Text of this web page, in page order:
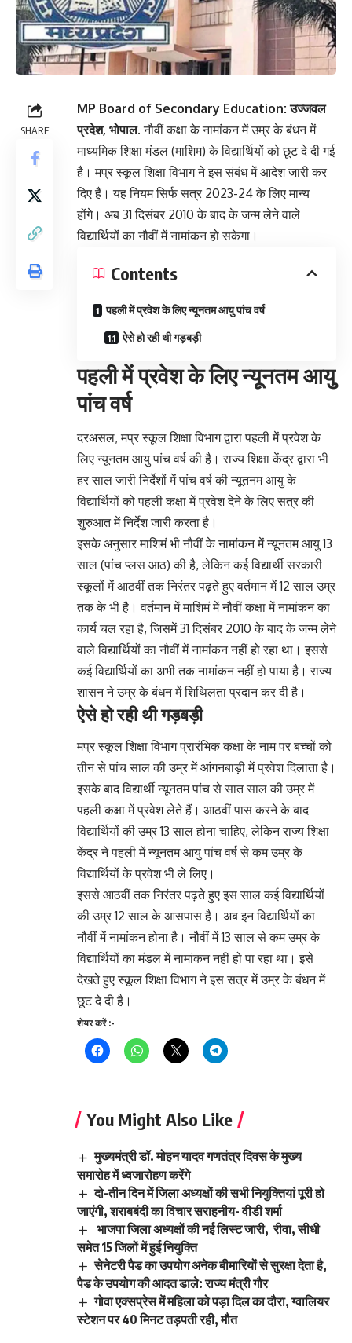
SHARE
MP Board of Secondary Education: उज्जवल
प्रदेश, भोपाल. नौवीं कक्षा के नामांकन में उम्र के बंधन में
माध्यमिक शिक्षा मंडल (माशिम) के विद्यार्थियों को छूट दे दी गई
है। मप्र स्कूल शिक्षा विभाग ने इस संबंध में आदेश जारी कर
दिए हैं। यह नियम सिर्फ सत्र 2023-24 के लिए मान्य
होंगे। अब 31 दिसंबर 2010 के बाद के जन्म लेने वाले
विद्यार्थियों का नौवीं में नामांकन हो सकेगा।
Contents
पहली में प्रवेश के लिए न्यूनतम आयु पांच वर्ष
ऐसे हो रही थी गड़बड़ी
पहली में प्रवेश के लिए न्यूनतम आयु
पांच वर्ष
दरअसल, मप्र स्कूल शिक्षा विभाग द्वारा पहली में प्रवेश के
लिए न्यूनतम आयु पांच वर्ष की है। राज्य शिक्षा केंद्र द्वारा भी
हर साल जारी निर्देशों में पांच वर्ष की न्यूतनम आयु के
विद्यार्थियों को पहली कक्षा में प्रवेश देने के लिए सत्र की
शुरुआत में निर्देश जारी करता है।
इसके अनुसार माशिमं भी नौवीं के नामांकन में न्यूनतम आयु 13
साल (पांच प्लस आठ) की है, लेकिन कई विद्यार्थी सरकारी
स्कूलों में आठवीं तक निरंतर पढ़ते हुए वर्तमान में 12 साल उम्र
तक के भी है। वर्तमान में माशिमं में नौवीं कक्षा में नामांकन का
कार्य चल रहा है, जिसमें 31 दिसंबर 2010 के बाद के जन्म लेने
वाले विद्यार्थियों का नौवीं में नामांकन नहीं हो रहा था। इससे
कई विद्यार्थियों का अभी तक नामांकन नहीं हो पाया है। राज्य
शासन ने उम्र के बंधन में शिथिलता प्रदान कर दी है।
ऐसे हो रही थी गड़बड़ी
मप्र स्कूल शिक्षा विभाग प्रारंभिक कक्षा के नाम पर बच्चों को
तीन से पांच साल की उम्र में आंगनबाड़ी में प्रवेश दिलाता है।
इसके बाद विद्यार्थी न्यूनतम पांच से सात साल की उम्र में
पहली कक्षा में प्रवेश लेते हैं। आठवीं पास करने के बाद
विद्यार्थियों की उम्र 13 साल होना चाहिए, लेकिन राज्य शिक्षा
केंद्र ने पहली में न्यूनतम आयु पांच वर्ष से कम उम्र के
विद्यार्थियों के प्रवेश भी ले लिए।
इससे आठवीं तक निरंतर पढ़ते हुए इस साल कई विद्यार्थियों
की उम्र 12 साल के आसपास है। अब इन विद्यार्थियों का
नौवीं में नामांकन होना है। नौवीं में 13 साल से कम उम्र के
विद्यार्थियों का मंडल में नामांकन नहीं हो पा रहा था। इसे
देखते हुए स्कूल शिक्षा विभाग ने इस सत्र में उम्र के बंधन में
छूट दे दी है।
शेयर करें :-
You Might Also Like
मुख्यमंत्री डॉ. मोहन यादव गणतंत्र दिवस के मुख्य
समारोह में ध्वजारोहण करेंगे
दो-तीन दिन में जिला अध्यक्षों की सभी नियुक्तियां पूरी हो
जाएंगी, शराबबंदी का विचार सराहनीय- वीडी शर्मा
भाजपा जिला अध्यक्षों की नई लिस्ट जारी, रीवा, सीधी
समेत 15 जिलों में हुई नियुक्ति
सेनेटरी पैड का उपयोग अनेक बीमारियों से सुरक्षा देता है,
पैड के उपयोग की आदत डाले: राज्य मंत्री गौर
गोवा एक्सप्रेस में महिला को पड़ा दिल का दौरा, ग्वालियर
स्टेशन पर 40 मिनट तड़पती रही, मौत